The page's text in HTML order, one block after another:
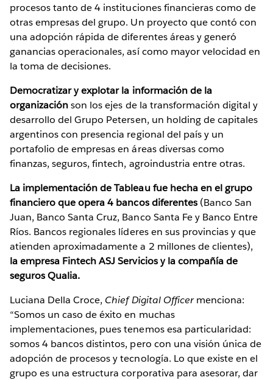
procesos tanto de 4 instituciones financieras como de
otras empresas del grupo. Un proyecto que contó con
una adopción rápida de diferentes áreas y generó
ganancias operacionales, así como mayor velocidad en
la toma de decisiones.
Democratizar y explotar la información de la
organizaciónson los ejes de la transformación digital y
desarrollo del Grupo Petersen, un holding de capitales
argentinos con presencia regional del país y un
portafolio de empresas en áreas diversas como
finanzas, seguros, fintech, agroindustria entre otras.
La implementación de Tableau fue hecha en el grupo
financiero que opera 4 bancos diferentes(Banco San
Juan, Banco Santa Cruz, Banco Santa Fe y Banco Entre
Ríos. Bancos regionales líderes en sus provincias y que
atienden aproximadamente a 2 millones de clientes),
la empresa Fintech ASJ Servicios y la compañía de
seguros Qualia.
Luciana Della Croce, Chief Digital Officermenciona:
“Somos un caso de éxito en muchas
implementaciones, pues tenemos esa particularidad:
somos 4 bancos distintos, pero con una visión única de
adopción de procesos y tecnología. Lo que existe en el
grupo es una estructura corporativa para asesorar, dar